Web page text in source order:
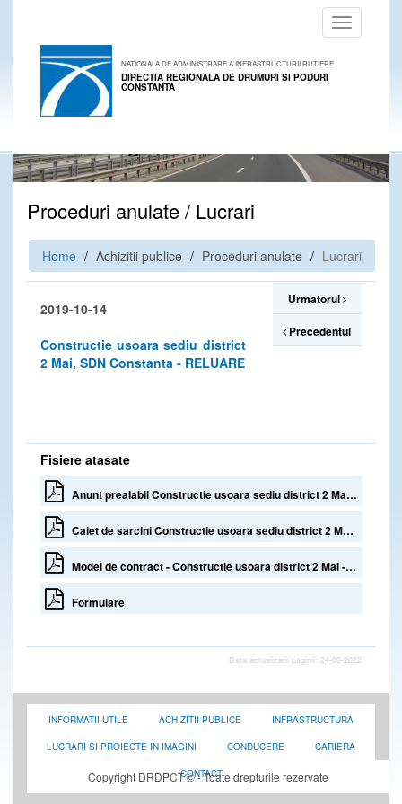
Toggle
navigation
NATIONALA DE ADMINISTRARE A INFRASTRUCTURII RUTIERE
DIRECTIA REGIONALA DE DRUMURI SI PODURI
CONSTANTA
Proceduri anulate / Lucrari
Home Achizitii publice Proceduri anulate Lucrari
2019-10-14
Constructie usoara sediu district
2 Mai, SDN Constanta - RELUARE
Urmatorul
Precedentul
Fisiere atasate
Anunt prealabil Constructie usoara sediu district 2 Mai, SDN Constanta - RELUARE
Caiet de sarcini Constructie usoara sediu district 2 Mai, SDN Constanta
Model de contract - Constructie usoara district 2 Mai - SDN Constanta
Formulare
Data actualizarii paginii: 24-09-2022
INFORMATII UTILE ACHIZITII PUBLICE INFRASTRUCTURA
LUCRARI SI PROIECTE IN IMAGINI CONDUCERE CARIERA
CONTACT
Copyright DRDPCT © - Toate drepturile rezervate